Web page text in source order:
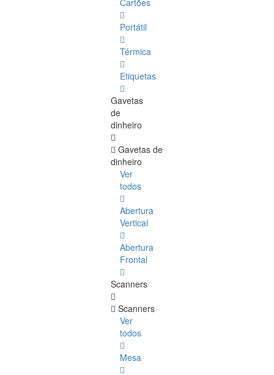
Cartões
Portátil
Térmica
Etiquetas
Gavetas
de
dinheiro
Gavetas de
dinheiro
Ver
todos
Abertura
Vertical
Abertura
Frontal
Scanners
Scanners
Ver
todos
Mesa